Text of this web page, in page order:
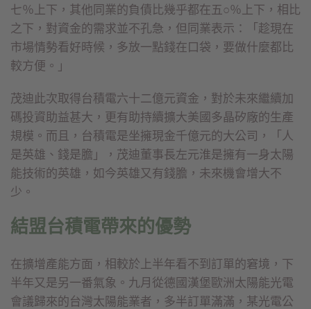
七％上下，其他同業的負債比幾乎都在五○％上下，相比
之下，對資金的需求並不孔急，但同業表示：「趁現在
市場情勢看好時候，多放一點錢在口袋，要做什麼都比
較方便。」
茂迪此次取得台積電六十二億元資金，對於未來繼續加
碼投資助益甚大，更有助持續擴大美國多晶矽廠的生產
規模。而且，台積電是坐擁現金千億元的大公司，「人
是英雄、錢是膽」，茂迪董事長左元淮是擁有一身太陽
能技術的英雄，如今英雄又有錢膽，未來機會增大不
少。
結盟台積電帶來的優勢
在擴增產能方面，相較於上半年看不到訂單的窘境，下
半年又是另一番氣象。九月從德國漢堡歐洲太陽能光電
會議歸來的台灣太陽能業者，多半訂單滿滿，某光電公